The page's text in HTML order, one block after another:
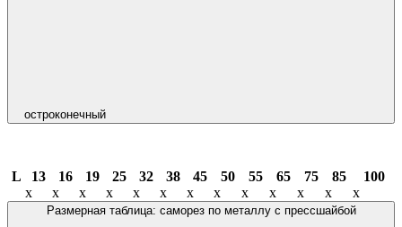
остроконечный
L 13 16 19 25 32 38 45 50 55 65 75 85
100
х
х х х х х х х х х х х х
Размерная таблица: саморез по металлу с прессшайбой